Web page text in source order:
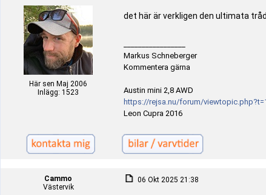
Här sen Maj 2006
Inlägg: 1523
det här är verkligen den ultimata
Markus Schneberger
Kommentera gärna
Austin mini 2,8 AWD
https://rejsa.nu/forum/
Leon Cupra 2016
Cammo
Västervik
06 Okt 2025 21:38